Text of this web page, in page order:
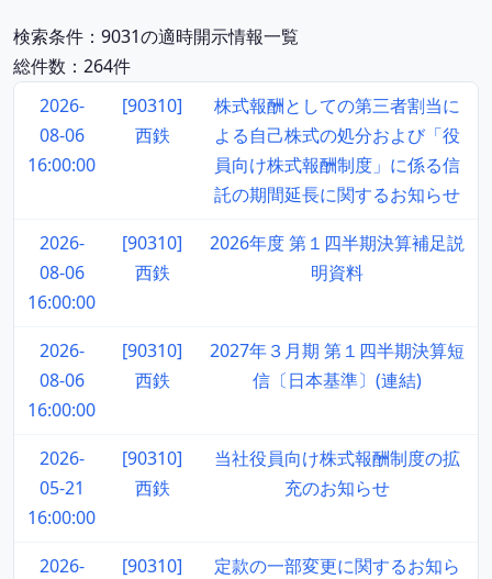
検索条件：9031の適時開示情報一覧
総件数：264件
2026-
08-06
16:00:00
[90310]
西鉄
株式報酬としての第三者割当に
よる自己株式の処分および「役
員向け株式報酬制度」に係る信
託の期間延長に関するお知らせ
2026-
08-06
16:00:00
[90310]
西鉄
2026年度 第１四半期決算補足説
明資料
2026-
08-06
16:00:00
[90310]
西鉄
2027年３月期 第１四半期決算短
信〔日本基準〕(連結)
2026-
05-21
16:00:00
[90310]
西鉄
当社役員向け株式報酬制度の拡
充のお知らせ
2026-
[90310]
定款の一部変更に関するお知ら